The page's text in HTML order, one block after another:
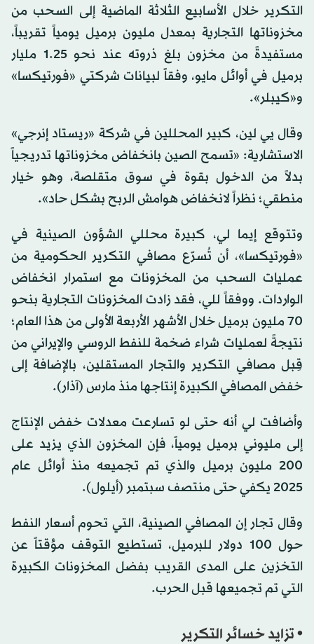
التكرير خلال الأسابيع الثلاثة الماضية إلى السحب من
مخزوناتها التجارية بمعدل مليون برميل يومياً تقريباً،
مستفيدةً من مخزون بلغ ذروته عند نحو 1.25 مليار
برميل في أوائل مايو، وفقاً لبيانات شركتي «فورتيكسا»
و«كيبلر».
وقال يي لين، كبير المحللين في شركة «ريستاد إنرجي»
الاستشارية: «تسمح الصين بانخفاض مخزوناتها تدريجياً
بدلاً من الدخول بقوة في سوق متقلصة، وهو خيار
منطقي؛ نظراً لانخفاض هوامش الربح بشكل حاد».
وتتوقع إيما لي، كبيرة محللي الشؤون الصينية في
«فورتيكسا»، أن تُسرّع مصافي التكرير الحكومية من
عمليات السحب من المخزونات مع استمرار انخفاض
الواردات. ووفقاً للي، فقد زادت المخزونات التجارية بنحو
70 مليون برميل خلال الأشهر الأربعة الأولى من هذا العام؛
نتيجةً لعمليات شراء ضخمة للنفط الروسي والإيراني من
قِبل مصافي التكرير والتجار المستقلين، بالإضافة إلى
خفض المصافي الكبيرة إنتاجها منذ مارس (آذار).
وأضافت لي أنه حتى لو تسارعت معدلات خفض الإنتاج
إلى مليوني برميل يومياً، فإن المخزون الذي يزيد على
200 مليون برميل والذي تم تجميعه منذ أوائل عام
2025 يكفي حتى منتصف سبتمبر (أيلول).
وقال تجار إن المصافي الصينية، التي تحوم أسعار النفط
حول 100 دولار للبرميل، تستطيع التوقف مؤقتاً عن
التخزين على المدى القريب بفضل المخزونات الكبيرة
التي تم تجميعها قبل الحرب.
• تزايد خسائر التكرير